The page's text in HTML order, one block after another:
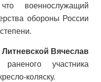
военнослужащий
обороны России
Вячеслав
участника
коляску.